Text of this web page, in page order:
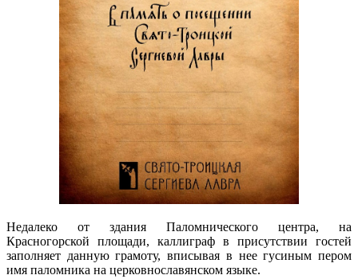
Недалеко от здания Паломнического центра, на
Красногорской площади, каллиграф в присутствии гостей
заполняет данную грамоту, вписывая в нее гусиным пером
имя паломника на церковнославянском языке.